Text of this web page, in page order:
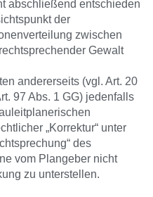
abschließend entschieden
der
zwischen
Gewalt
andererseits (vgl. Art. 20
97 Abs. 1 GG) jedenfalls
„Korrektur“ unter
des
vom Plangeber nicht
zu unterstellen.